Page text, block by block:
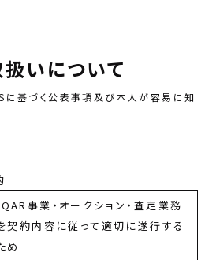
いについて
基づく公表事項及び本人が容易に知
事業・オークション・査定業務
契約内容に従って適切に遂行する
め